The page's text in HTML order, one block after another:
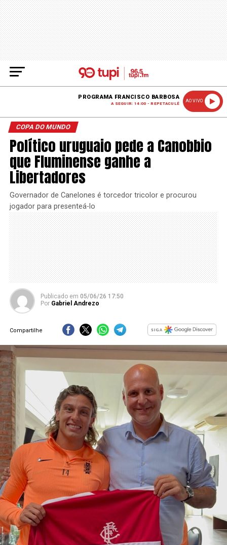
PROGRAMA FRANCISCO BARBOSA
A SEGUIR: 14:00 - REPETACULÊ
AO VIVO
COPA DO MUNDO
Político uruguaio pede a Canobbio
que Fluminense ganhe a
Libertadores
Governador de Canelones é torcedor tricolor e procurou
jogador para presenteá-lo
Publicado em 05/06/26 17:50
Por Gabriel Andrezo
Compartilhe